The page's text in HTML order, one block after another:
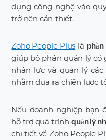
dụng công nghệ vào
trở nên cần thiết.
Zoho People Plus là phần
giúp bộ phận quản lý có
nhân lực và quản lý
nhằm đưa ra chiến lược
Nếu doanh nghiệp bạn
hỗ trợ quá trìnhquản lý
chi tiết về Zoho People